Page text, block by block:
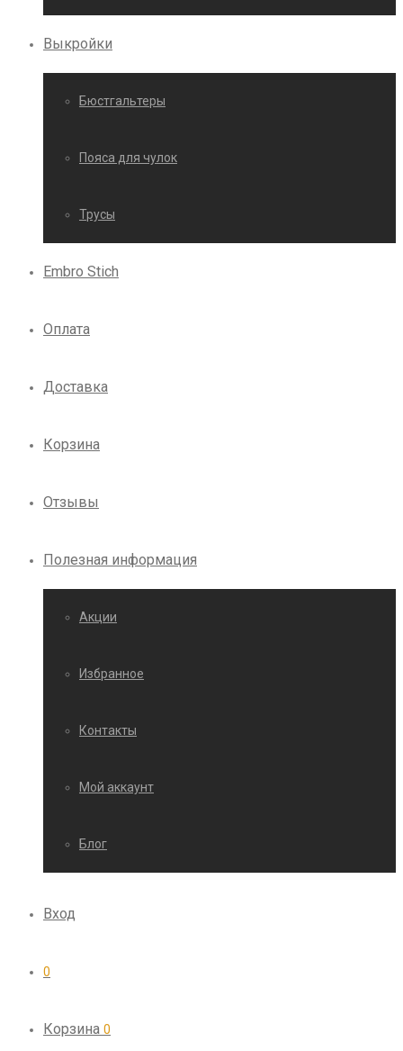
Выкройки
Бюстгальтеры
Пояса для чулок
Трусы
Embro Stich
Оплата
Доставка
Корзина
Отзывы
Полезная информация
Акции
Избранное
Контакты
Мой аккаунт
Блог
Вход
0
Корзина 0